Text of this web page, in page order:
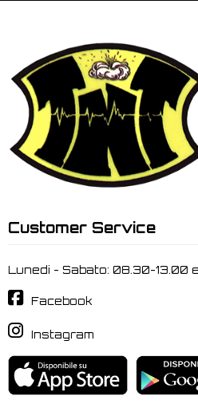
Customer Service
Lunedi - Sabato: 08.30-13.00
Facebook
Instagram